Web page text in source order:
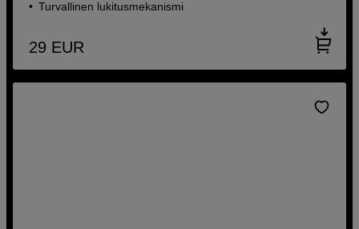
Turvallinen lukitusmekanismi
29 EUR